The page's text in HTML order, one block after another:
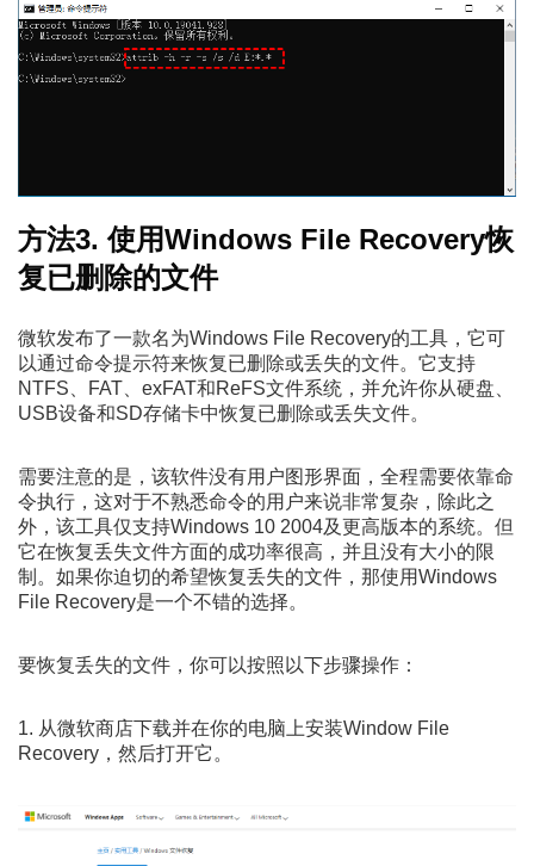
方法3. 使用Windows File Recovery恢
复已删除的文件
微软发布了一款名为Windows File Recovery的工具，它可
以通过命令提示符来恢复已删除或丢失的文件。它支持
NTFS、FAT、exFAT和ReFS文件系统，并允许你从硬盘、
USB设备和SD存储卡中恢复已删除或丢失文件。
需要注意的是，该软件没有用户图形界面，全程需要依靠命
令执行，这对于不熟悉命令的用户来说非常复杂，除此之
外，该工具仅支持Windows 10 2004及更高版本的系统。但
它在恢复丢失文件方面的成功率很高，并且没有大小的限
制。如果你迫切的希望恢复丢失的文件，那使用Windows
File Recovery是一个不错的选择。
要恢复丢失的文件，你可以按照以下步骤操作：
1. 从微软商店下载并在你的电脑上安装Window File
Recovery，然后打开它。